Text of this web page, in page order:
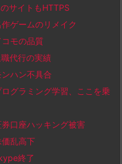
サイトもHTTPS
ゲームのリメイク
モの品質
代行の実績
ハン不具合
グラミング学習、ここを乗
口座ハッキング被害
乱高下
終了